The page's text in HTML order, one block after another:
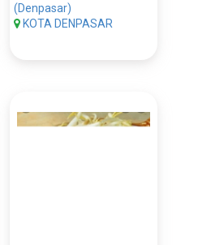
(Denpasar)
KOTA DENPASAR